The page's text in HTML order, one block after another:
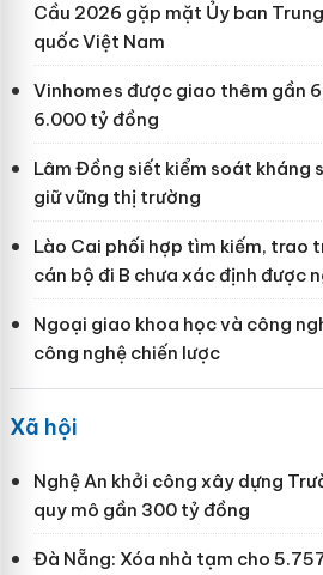
Cầu 2026 gặp mặt Ủy ban
quốc Việt Nam
Vinhomes được giao thêm gần
6.000 tỷ đồng
Lâm Đồng siết kiểm soát kháng
giữ vững thị trường
Lào Cai phối hợp tìm kiếm, trao
cán bộ đi B chưa xác định được
Ngoại giao khoa học và công
công nghệ chiến lược
Xã hội
Nghệ An khởi công xây dựng
quy mô gần 300 tỷ đồng
Đà Nẵng: Xóa nhà tạm cho